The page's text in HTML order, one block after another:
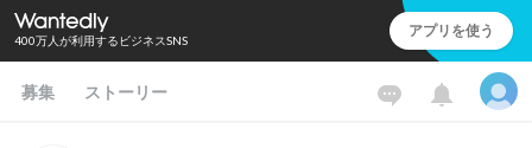
400万人が利用するビジネスSNS アプリを使う
募集 ストーリー